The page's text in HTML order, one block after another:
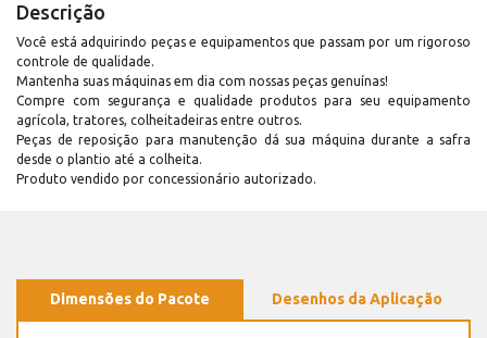
Descrição
Você está adquirindo peças e equipamentos que passam por um rigoroso
controle de qualidade.
Mantenha suas máquinas em dia com nossas peças genuínas!
Compre com segurança e qualidade produtos para seu equipamento
agrícola, tratores, colheitadeiras entre outros.
Peças de reposição para manutenção dá sua máquina durante a safra
desde o plantio até a colheita.
Produto vendido por concessionário autorizado.
Dimensões do Pacote Desenhos da Aplicação